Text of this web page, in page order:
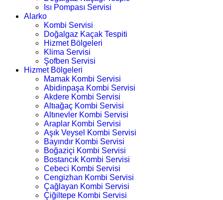
Isı Pompası Servisi
Alarko
Kombi Servisi
Doğalgaz Kaçak Tespiti
Hizmet Bölgeleri
Klima Servisi
Şofben Servisi
Hizmet Bölgeleri
Mamak Kombi Servisi
Abidinpaşa Kombi Servisi
Akdere Kombi Servisi
Altıağaç Kombi Servisi
Altınevler Kombi Servisi
Araplar Kombi Servisi
Aşık Veysel Kombi Servisi
Bayındır Kombi Servisi
Boğaziçi Kombi Servisi
Bostancık Kombi Servisi
Cebeci Kombi Servisi
Cengizhan Kombi Servisi
Çağlayan Kombi Servisi
Çiğiltepe Kombi Servisi